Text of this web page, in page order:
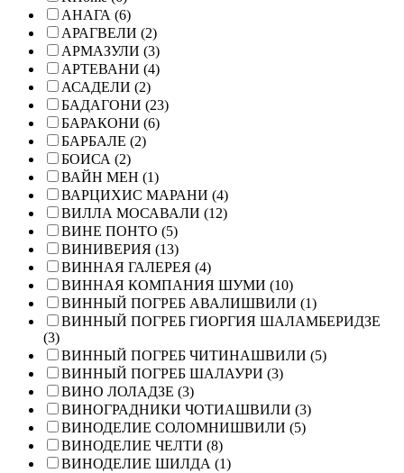
АНАГА (6)
АРАГВЕЛИ (2)
АРМАЗУЛИ (3)
АРТЕВАНИ (4)
АСАДЕЛИ (2)
БАДАГОНИ (23)
БАРАКОНИ (6)
БАРБАЛЕ (2)
БОИСА (2)
ВАЙН МЕН (1)
ВАРЦИХИС МАРАНИ (4)
ВИЛЛА МОСАВАЛИ (12)
ВИНЕ ПОНТО (5)
ВИНИВЕРИЯ (13)
ВИННАЯ ГАЛЕРЕЯ (4)
ВИННАЯ КОМПАНИЯ ШУМИ (10)
ВИННЫЙ ПОГРЕБ АВАЛИШВИЛИ (1)
ВИННЫЙ ПОГРЕБ ГИОРГИЯ ШАЛАМБЕРИДЗЕ
(3)
ВИННЫЙ ПОГРЕБ ЧИТИНАШВИЛИ (5)
ВИННЫЙ ПОГРЕБ ШАЛАУРИ (3)
ВИНО ЛОЛАДЗЕ (3)
ВИНОГРАДНИКИ ЧОТИАШВИЛИ (3)
ВИНОДЕЛИЕ СОЛОМНИШВИЛИ (5)
ВИНОДЕЛИЕ ЧЕЛТИ (8)
ВИНОДЕЛИЕ ШИЛДА (1)